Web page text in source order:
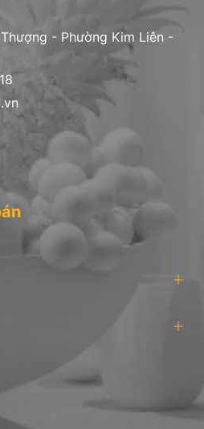
- Phường Kim Liên -